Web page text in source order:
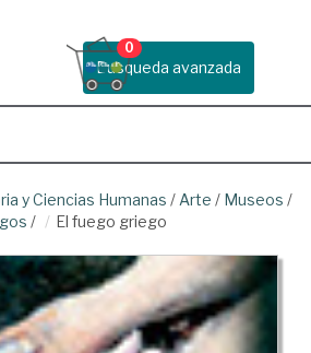
Busqueda avanzada
0
y Ciencias Humanas / Arte / Museos /
/ El fuego griego